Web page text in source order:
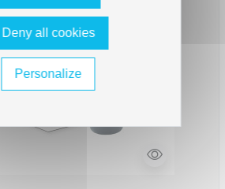
Deny all cookies
Personalize